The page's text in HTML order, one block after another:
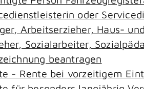
oder
Arbeitserzieher, Haus-
Sozialarbeiter,
beantragen
- Rente bei vorzeitigem